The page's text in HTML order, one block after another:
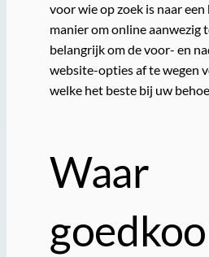
voor wie op zoek is naar
manier om online aanwezig
belangrijk om de voor- en
website-opties af te wegen
welke het beste bij uw
Waar